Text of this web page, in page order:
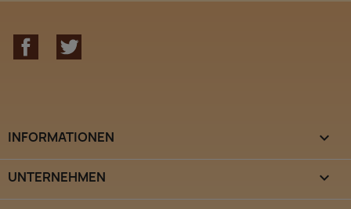
Facebook
INFORMATIONEN 
UNTERNEHMEN 